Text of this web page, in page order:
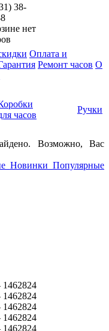
38-
нет
Оплата и
Ремонт часов О
часов
Ручки
Возможно, Вас
НовинкиПопулярные